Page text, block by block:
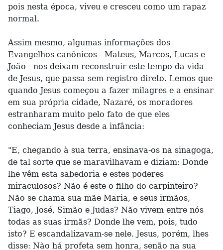
pois nesta época, viveu e cresceu como um rapaz
normal.
Assim mesmo, algumas informações dos
Evangelhos canônicos - Mateus, Marcos, Lucas e
João - nos deixam reconstruir este tempo da vida
de Jesus, que passa sem registro direto. Lemos que
quando Jesus começou a fazer milagres e a ensinar
em sua própria cidade, Nazaré, os moradores
estranharam muito pelo fato de que eles
conheciam Jesus desde a infância:
"E, chegando à sua terra, ensinava-os na sinagoga,
de tal sorte que se maravilhavam e diziam: Donde
lhe vêm esta sabedoria e estes poderes
miraculosos? Não é este o filho do carpinteiro?
Não se chama sua mãe Maria, e seus irmãos,
Tiago, José, Simão e Judas? Não vivem entre nós
todas as suas irmãs? Donde lhe vem, pois, tudo
isto? E escandalizavam-se nele. Jesus, porém, lhes
disse: Não há profeta sem honra, senão na sua